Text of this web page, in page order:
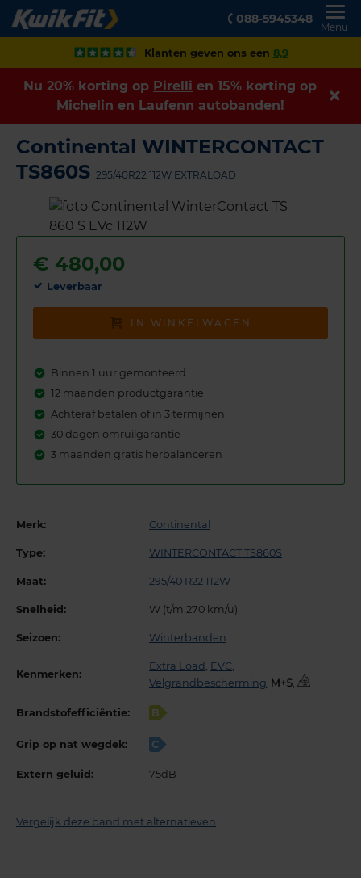
088-5945348
Menu
Klanten geven ons een 8,9
Nu 20% korting op Pirelli en 15% korting op
Michelin en Laufenn autobanden!
Continental WINTERCONTACT
TS860S 295/40R22 112W EXTRALOAD
€ 480,00
Leverbaar
IN WINKELWAGEN
Binnen 1 uur gemonteerd
12 maanden productgarantie
Achteraf betalen of in 3 termijnen
30 dagen omruilgarantie
3 maanden gratis herbalanceren
Merk: Continental
Type: WINTERCONTACT TS860S
Maat: 295/40 R22 112W
Snelheid: W (t/m 270 km/u)
Seizoen: Winterbanden
Kenmerken:
Extra Load EVC
Velgrandbescherming
,
Brandstofefficiëntie: B
Grip op nat wegdek: C
Extern geluid: 75dB
Vergelijk deze band met alternatieven